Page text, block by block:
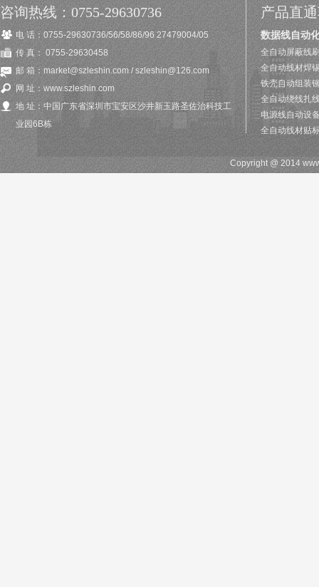
咨询热线：0755-29630736
电 话：0755-29630736/56/58/86/96 27479004/05
传 真： 0755-29630458
邮 箱：market@szleshin.com / szleshin@126.com
网 址：www.szleshin.com
地 址：中国广东省深圳市宝安区沙井新玉路圣佐治科技工
业园6B栋
产品直
数据线自动
全自动屏蔽线
全自动线材焊
铁壳自动组装
全自动绕线扎
电源线自动设
全自动线材贴
Copyright @ 2014